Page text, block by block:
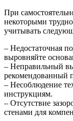
При
некоторыми
учитывать
– Недостаточная
выровняйте
– Неправильный
рекомендованный
– Несоблюдение
инструкциям.
– Отсутствие
стенами для